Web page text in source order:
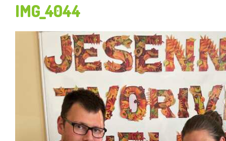
Prijímanie detí
Dokumenty
Krúžková činnosť
Zverejňovanie
Školská jedáleň
Jedálny lístok
IMG_4044